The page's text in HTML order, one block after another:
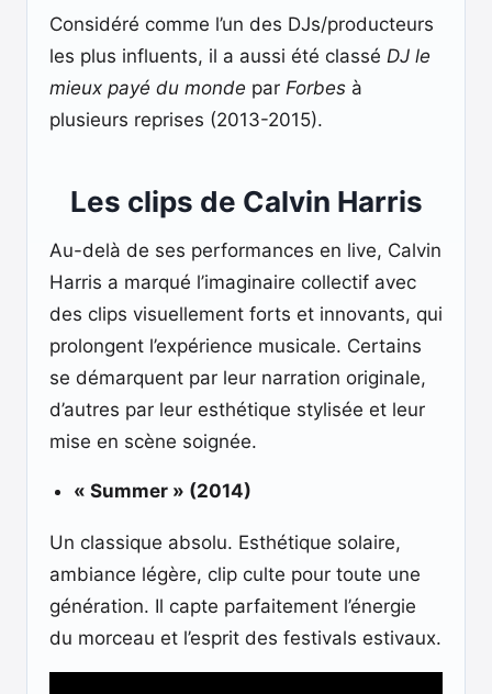
Considéré comme l’un des DJs/producteurs
les plus influents, il a aussi été classé DJ le
mieux payé du monde par Forbes à
plusieurs reprises (2013-2015).
Les clips de Calvin Harris
Au-delà de ses performances en live, Calvin
Harris a marqué l’imaginaire collectif avec
des clips visuellement forts et innovants, qui
prolongent l’expérience musicale. Certains
se démarquent par leur narration originale,
d’autres par leur esthétique stylisée et leur
mise en scène soignée.
« Summer » (2014)
Un classique absolu. Esthétique solaire,
ambiance légère, clip culte pour toute une
génération. Il capte parfaitement l’énergie
du morceau et l’esprit des festivals estivaux.